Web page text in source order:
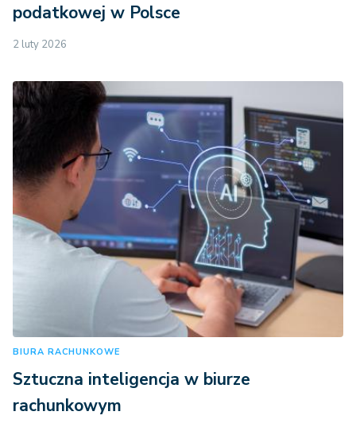
podatkowej w Polsce
2 luty 2026
BIURA RACHUNKOWE
Sztuczna inteligencja w biurze
rachunkowym